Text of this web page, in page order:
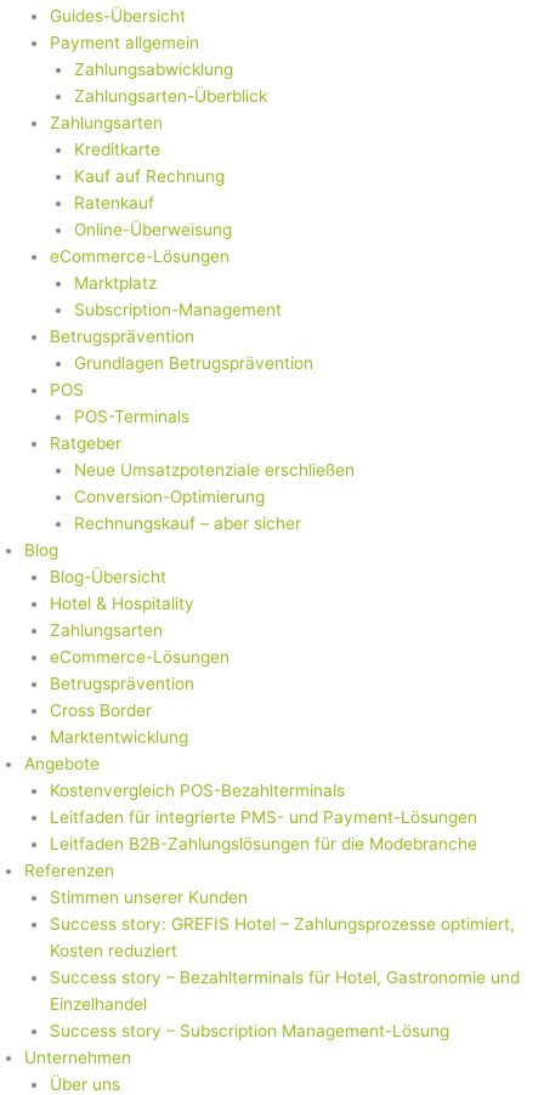
Guides-Übersicht
Payment allgemein
Zahlungsabwicklung
Zahlungsarten-Überblick
Zahlungsarten
Kreditkarte
Kauf auf Rechnung
Ratenkauf
Online-Überweisung
eCommerce-Lösungen
Marktplatz
Subscription-Management
Betrugsprävention
Grundlagen Betrugsprävention
POS
POS-Terminals
Ratgeber
Neue Umsatzpotenziale erschließen
Conversion-Optimierung
Rechnungskauf – aber sicher
Blog
Blog-Übersicht
Hotel & Hospitality
Zahlungsarten
eCommerce-Lösungen
Betrugsprävention
Cross Border
Marktentwicklung
Angebote
Kostenvergleich POS-Bezahlterminals
Leitfaden für integrierte PMS- und Payment-Lösungen
Leitfaden B2B-Zahlungslösungen für die Modebranche
Referenzen
Stimmen unserer Kunden
Success story: GREFIS Hotel – Zahlungsprozesse optimiert,
Kosten reduziert
Success story – Bezahlterminals für Hotel, Gastronomie und
Einzelhandel
Success story – Subscription Management-Lösung
Unternehmen
Über uns